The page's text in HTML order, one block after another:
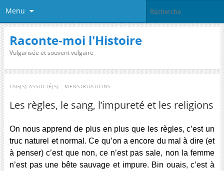
Menu
Raconte-moi l'Histoire
Vulgarisée et souvent vulgaire
TAG(S) ASSOCIÉ(S) : MENSTRUATIONS
Les règles, le sang, l’impureté et les religions
On nous apprend de plus en plus que les règles, c’est un
truc naturel et normal. Ce qu’on a encore du mal à dire (et
à penser) c’est que non, ce n’est pas sale, non la femme
n’est pas une bête sauvage et impure. Bin ouais, c’est à